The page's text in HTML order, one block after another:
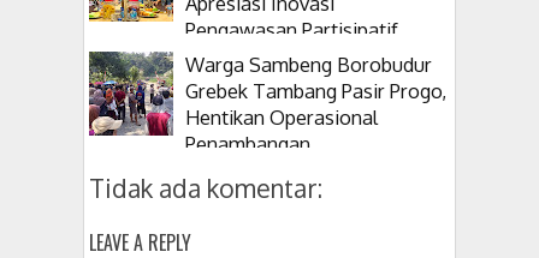
Pengawasan Partisipatif
Warga Sambeng Borobudur
Grebek Tambang Pasir Progo,
Hentikan Operasional
Penambangan
Tidak ada komentar:
LEAVE A REPLY